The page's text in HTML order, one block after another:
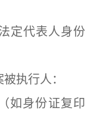
代表人身份
执行人：
身份证复印